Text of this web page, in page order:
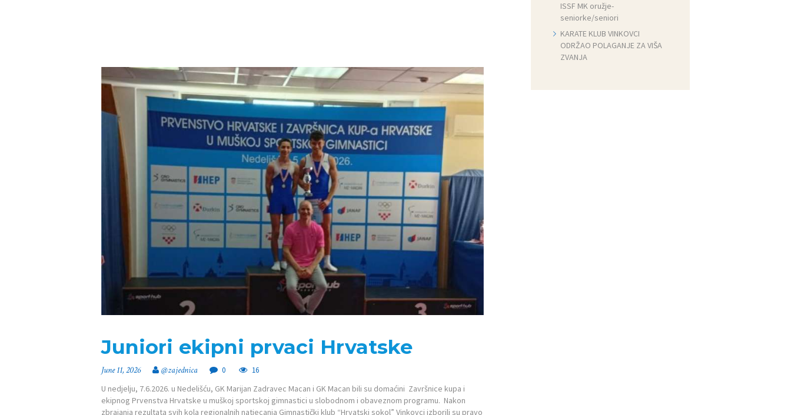
Juniori ekipni prvaci Hrvatske
June 11, 2026 @zajednica 0 16
U nedjelju, 7.6.2026. u Nedelišću, GK Marijan Zadravec Macan i GK Macan bili su domaćini Završnice kupa i
ekipnog Prvenstva Hrvatske u muškoj sportskoj gimnastici u slobodnom i obaveznom programu. Nakon
zbrajanja rezultata svih kola regionalnih natjecanja Gimnastički klub “Hrvatski sokol” Vinkovci izborili su pravo
ISSF MK oružje-
seniorke/seniori
KARATE KLUB VINKOVCI
ODRŽAO POLAGANJE ZA VIŠA
ZVANJA